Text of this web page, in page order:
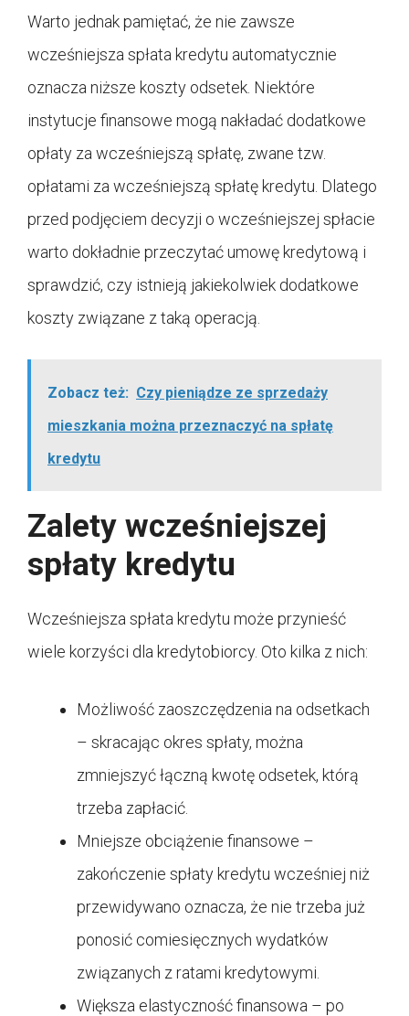
Warto jednak pamiętać, że nie zawsze
wcześniejsza spłata kredytu automatycznie
oznacza niższe koszty odsetek. Niektóre
instytucje finansowe mogą nakładać dodatkowe
opłaty za wcześniejszą spłatę, zwane tzw.
opłatami za wcześniejszą spłatę kredytu. Dlatego
przed podjęciem decyzji o wcześniejszej spłacie
warto dokładnie przeczytać umowę kredytową i
sprawdzić, czy istnieją jakiekolwiek dodatkowe
koszty związane z taką operacją.
Zobacz też: Czy pieniądze ze sprzedaży
mieszkania można przeznaczyć na spłatę
kredytu
Zalety wcześniejszej
spłaty kredytu
Wcześniejsza spłata kredytu może przynieść
wiele korzyści dla kredytobiorcy. Oto kilka z nich:
Możliwość zaoszczędzenia na odsetkach
– skracając okres spłaty, można
zmniejszyć łączną kwotę odsetek, którą
trzeba zapłacić.
Mniejsze obciążenie finansowe –
zakończenie spłaty kredytu wcześniej niż
przewidywano oznacza, że nie trzeba już
ponosić comiesięcznych wydatków
związanych z ratami kredytowymi.
Większa elastyczność finansowa – po